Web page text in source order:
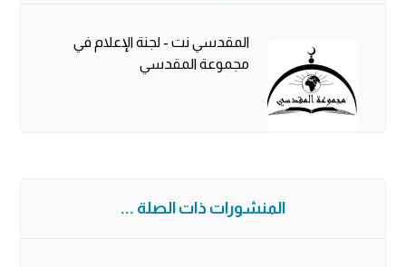
المقدسي نت - لجنة الإعلام في
مجموعة المقدسي
المنشورات ذات الصلة ...